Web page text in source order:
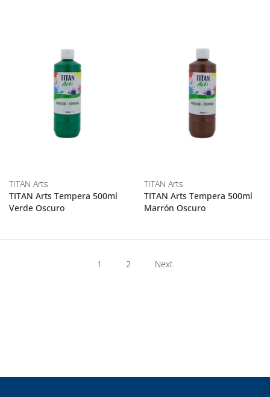
TITAN Arts
TITAN Arts Tempera 500ml
Verde Oscuro
TITAN Arts
TITAN Arts Tempera 500ml
Marrón Oscuro
1 2 Next